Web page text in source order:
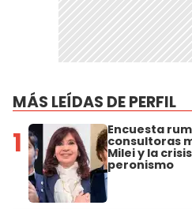
MÁS LEÍDAS DE PERFIL
1 Encuesta
consultoras
Milei y la
peronismo